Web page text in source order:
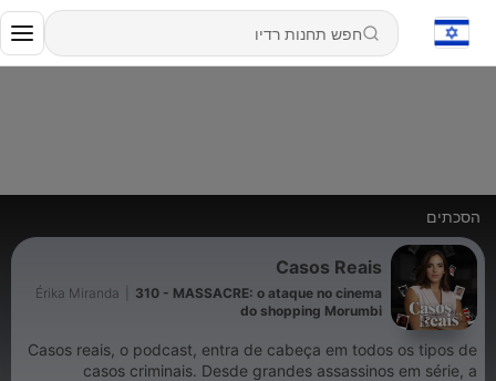
הסכתים
Casos Reais
Érika Miranda
310 - MASSACRE: o ataque no cinema
do shopping Morumbi
Casos reais, o podcast, entra de cabeça em todos os tipos de
casos criminais. Desde grandes assassinos em série, a